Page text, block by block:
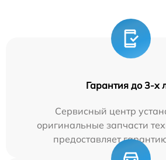
Гарантия до 3-х
Сервисный центр
оригинальные запчасти
предоставляет